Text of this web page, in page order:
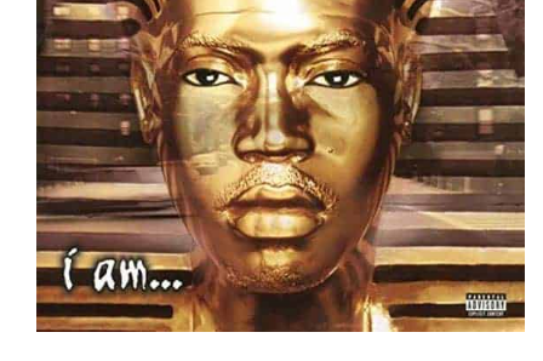
format_underlined הוסף קו תחתון לקישורים
font_download סמן קישורים
לאפס
את
כל
האפשרויות
cached